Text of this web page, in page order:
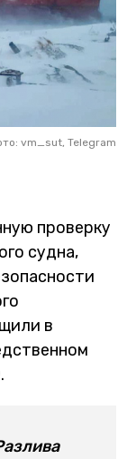
vm_sut, Telegram
проверку
судна,
в